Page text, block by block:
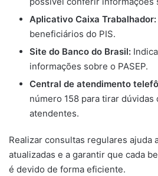
Aplicativo Caixa Trabalhador:
beneficiários do PIS.
Site do Banco do Brasil:
informações sobre o PASEP.
Central de atendimento
número 158 para tirar
atendentes.
Realizar consultas regulares ajuda
atualizadas e a garantir que cada
é devido de forma eficiente.